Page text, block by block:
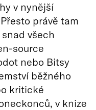
v nynější
právě tam
všech
source
nebo Bitsy
běžného
kritické
v knize